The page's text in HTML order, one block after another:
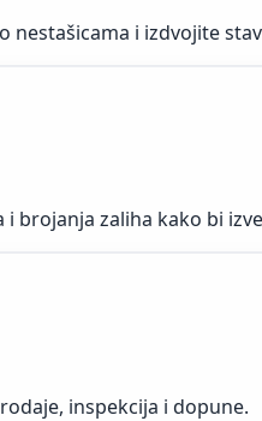
nestašicama i izdvojite
brojanja zaliha kako bi
inspekcija i dopune.